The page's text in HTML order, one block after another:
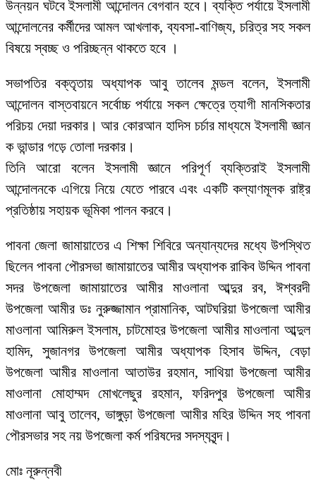
উন্নয়ন ঘটবে ইসলামী আন্দোলন বেগবান হবে। ব্যক্তি পর্যায়ে ইসলামী
আন্দোলনের কর্মীদের আমল আখলাক, ব্যবসা-বাণিজ্য, চরিত্র সহ সকল
বিষয়ে স্বচ্ছ ও পরিচ্ছন্ন থাকতে হবে ।
সভাপতির বক্তৃতায় অধ্যাপক আবু তালেব মন্ডল বলেন, ইসলামী
আন্দোলন বাস্তবায়নে সর্বোচ্চ পর্যায়ে সকল ক্ষেত্রে ত্যাগী মানসিকতার
পরিচয় দেয়া দরকার। আর কোরআন হাদিস চর্চার মাধ্যমে ইসলামী জ্ঞান
ক ভান্ডার গড়ে তোলা দরকার।
তিনি আরো বলেন ইসলামী জ্ঞানে পরিপূর্ণ ব্যক্তিরাই ইসলামী
আন্দোলনকে এগিয়ে নিয়ে যেতে পারবে এবং একটি কল্যাণমূলক রাষ্ট্র
প্রতিষ্ঠায় সহায়ক ভূমিকা পালন করবে।
পাবনা জেলা জামায়াতের এ শিক্ষা শিবিরে অন্যান্যদের মধ্যে উপস্থিত
ছিলেন পাবনা পৌরসভা জামায়াতের আমীর অধ্যাপক রাকিব উদ্দিন পাবনা
সদর উপজেলা জামায়াতের আমীর মাওলানা আব্দুর রব, ঈশ্বরদী
উপজেলা আমীর ডঃ নুরুজ্জামান প্রামানিক, আটঘরিয়া উপজেলা আমীর
মাওলানা আমিরুল ইসলাম, চাটমোহর উপজেলা আমীর মাওলানা আব্দুল
হামিদ, সুজানগর উপজেলা আমীর অধ্যাপক হিসাব উদ্দিন, বেড়া
উপজেলা আমীর মাওলানা আতাউর রহমান, সাথিয়া উপজেলা আমীর
মাওলানা মোহাম্মদ মোখলেছুর রহমান, ফরিদপুর উপজেলা আমীর
মাওলানা আবু তালেব, ভাঙ্গুড়া উপজেলা আমীর মহির উদ্দিন সহ পাবনা
পৌরসভার সহ নয় উপজেলা কর্ম পরিষদের সদস্যবৃন্দ।
মোঃ নূরুন্নবী